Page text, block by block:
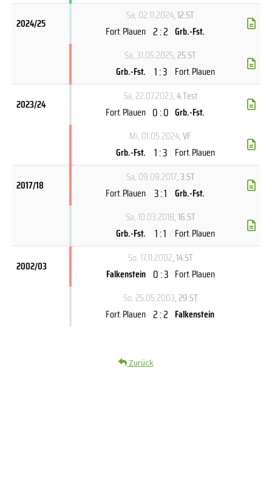
2024/25
Sa, 02.11.2024, 12.ST
Fort. Plauen 2 : 2 Grb.-Fst.
Sa, 31.05.2025, 25.ST
Grb.-Fst. 1 : 3 Fort. Plauen
2023/24
Sa, 22.07.2023, 4.Test
Fort. Plauen 0 : 0 Grb.-Fst.
Mi, 01.05.2024, VF
Grb.-Fst. 1 : 3 Fort. Plauen
2017/18
Sa, 09.09.2017, 3.ST
Fort. Plauen 3 : 1 Grb.-Fst.
Sa, 10.03.2018, 16.ST
Grb.-Fst.
1 : 1 Fort. Plauen
2002/03
So, 17.11.2002, 14.ST
Falkenstein 0 : 3 Fort. Plauen
So, 25.05.2003, 29.ST
Fort. Plauen 2 : 2 Falkenstein
Zurück